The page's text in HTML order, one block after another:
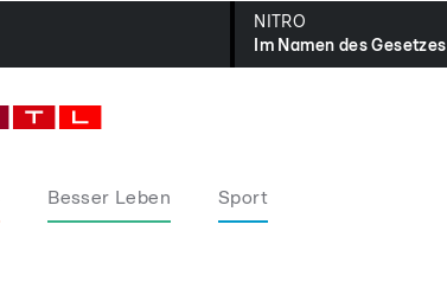
NITRO
Im Namen des Gesetzes
Besser Leben Sport